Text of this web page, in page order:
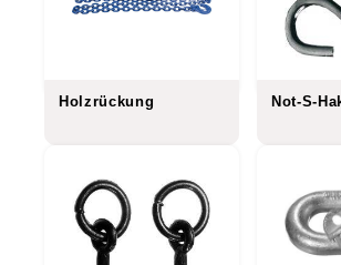
Holzrückung Not-S-